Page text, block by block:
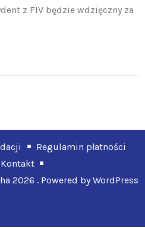
z FIV będzie wdzięczny za
Regulamin płatności
Kontakt
2026 . Powered by WordPress